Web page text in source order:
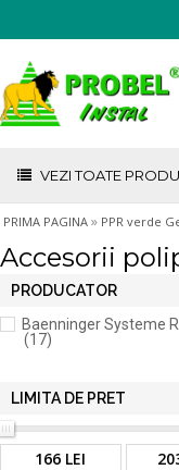
VEZI TOATE
PRIMA PAGINA » PPR verde
Accesorii
PRODUCATOR
Baenninger Systeme
(17)
LIMITA DE PRET
166 LEI